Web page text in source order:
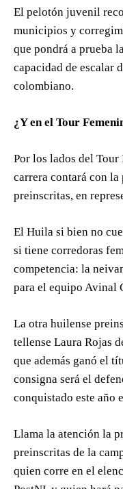
El pelotón juvenil
municipios y
que pondrá a prueba
capacidad de escalar
colombiano.
¿Y en el Tour
Por los lados del Tour
carrera contará con
preinscritas, en
El Huila si bien no
si tiene corredoras
competencia: la
para el equipo Avinal
La otra huilense
tellense Laura Rojas
que además ganó el
consigna será el
conquistado este año
Llama la atención la
preinscritas de la
quien corre en el